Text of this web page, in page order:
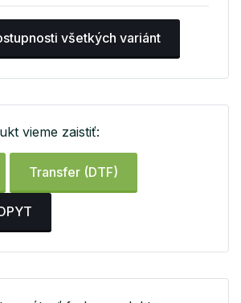
všetkých variánt
vieme zaistiť:
Transfer (DTF)